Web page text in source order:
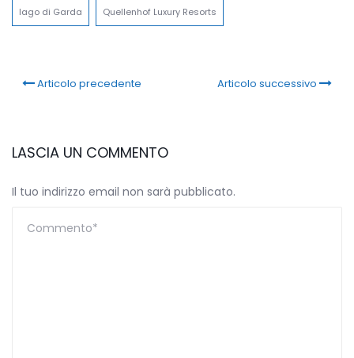
lago di Garda Quellenhof Luxury Resorts
Articolo precedente Articolo successivo
LASCIA UN COMMENTO
Il tuo indirizzo email non sarà pubblicato.